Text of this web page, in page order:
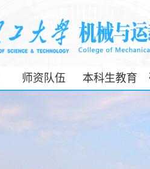
师资队伍 本科生教育